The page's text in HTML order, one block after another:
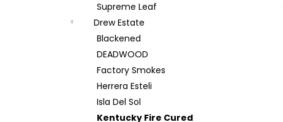
Supreme Leaf
Drew Estate
Blackened
DEADWOOD
Factory Smokes
Herrera Esteli
Isla Del Sol
Kentucky Fire Cured